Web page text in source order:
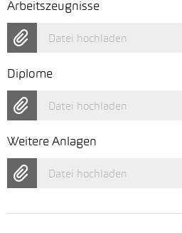
Arbeitszeugnisse
Datei hochladen
Diplome
Datei hochladen
Weitere Anlagen
Datei hochladen